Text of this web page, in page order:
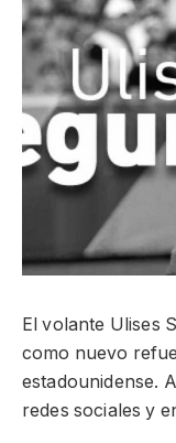
El volante Ulises
como nuevo
estadounidense.
redes sociales y